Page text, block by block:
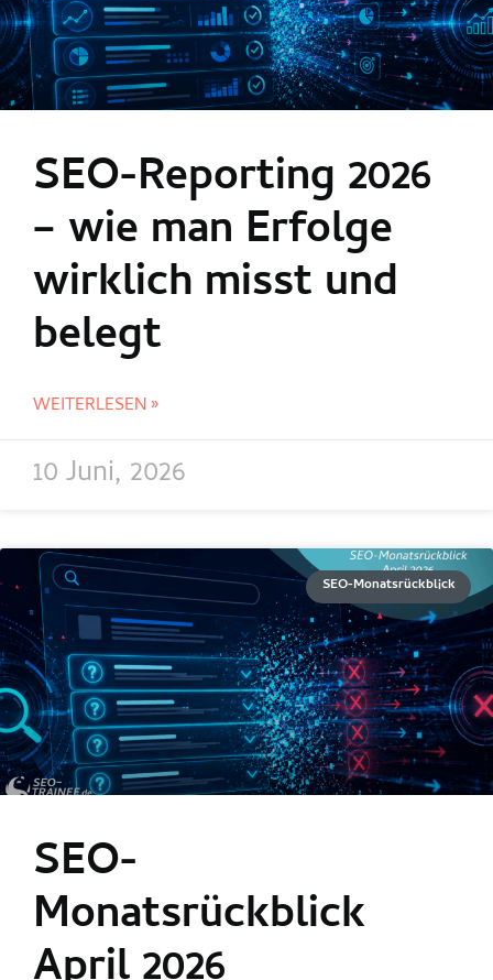
SEO-Reporting 2026
– wie man Erfolge
wirklich misst und
belegt
WEITERLESEN »
10 Juni, 2026
SEO-Monatsrückblick
SEO-
Monatsrückblick